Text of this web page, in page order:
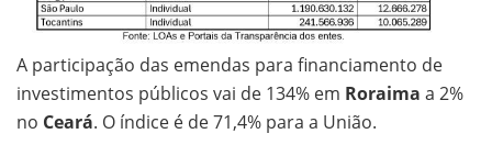
A participação das emendas para financiamento de
investimentos públicos vai de 134% em Roraima a 2%
no Ceará. O índice é de 71,4% para a União.